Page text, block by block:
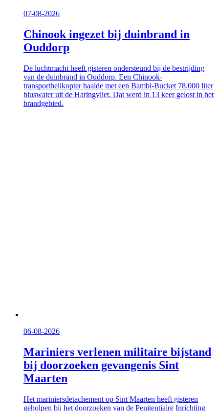
07-08-2026
Chinook ingezet bij duinbrand in
Ouddorp
De luchtmacht heeft gisteren ondersteund bij de bestrijding
van de duinbrand in Ouddorp. Een Chinook-
transporthelikopter haalde met een Bambi-Bucket 78.000 liter
bluswater uit de Haringvliet. Dat werd in 13 keer gelost in het
brandgebied.
06-08-2026
Mariniers verlenen militaire bijstand
bij doorzoeken gevangenis Sint
Maarten
Het mariniersdetachement op Sint Maarten heeft gisteren
geholpen bij het doorzoeken van de Penitentiaire Inrichting